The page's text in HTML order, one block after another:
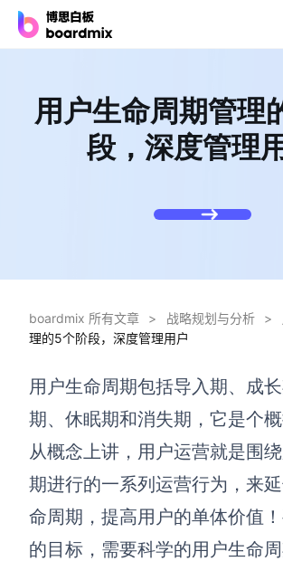
产品
博思白板
博思白板离线版
博思设计
一体化产品设计工具
博思AIPPT
AI生成PPT，支持在线编辑
资源与下载
用户生命周期管理
段，深度管理
boardmix 所有文章 > 战略规划与分析 >
理的5个阶段，深度管理用户
用户生命周期包括导入期、成
期、休眠期和消失期，它是个
从概念上讲，用户运营就是围
期进行的一系列运营行为，来
命周期，提高用户的单体价值
的目标，需要科学的用户生命